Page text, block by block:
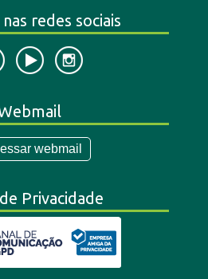
redes sociais
webmail
Privacidade